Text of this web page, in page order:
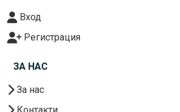
Вход
Регистрация
ЗА НАС
За нас
Контакти